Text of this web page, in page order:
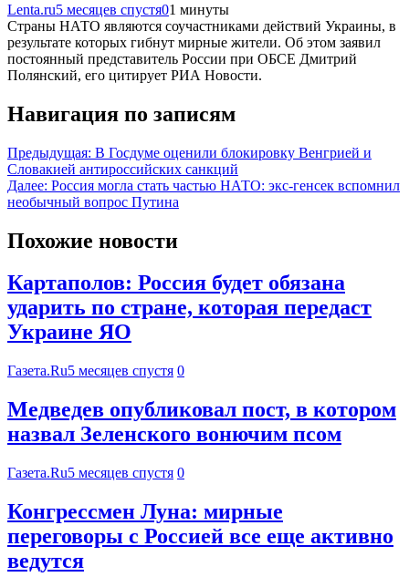
Lenta.ru5 месяцев спустя01 минуты
Страны НАТО являются соучастниками действий Украины, в
результате которых гибнут мирные жители. Об этом заявил
постоянный представитель России при ОБСЕ Дмитрий
Полянский, его цитирует РИА Новости.
Навигация по записям
Предыдущая: В Госдуме оценили блокировку Венгрией и
Словакией антироссийских санкций
Далее: Россия могла стать частью НАТО: экс-генсек вспомнил
необычный вопрос Путина
Похожие новости
Картаполов: Россия будет обязана
ударить по стране, которая передаст
Украине ЯО
Газета.Ru5 месяцев спустя 0
Медведев опубликовал пост, в котором
назвал Зеленского вонючим псом
Газета.Ru5 месяцев спустя 0
Конгрессмен Луна: мирные
переговоры с Россией все еще активно
ведутся